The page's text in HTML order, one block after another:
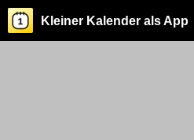
Kleiner Kalender als App